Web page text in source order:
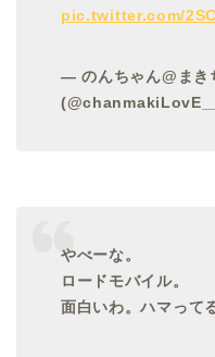
pic.twitter.com/
— のんちゃん@まき
やべーな。
ロードモバイル。
面白いわ。ハマって